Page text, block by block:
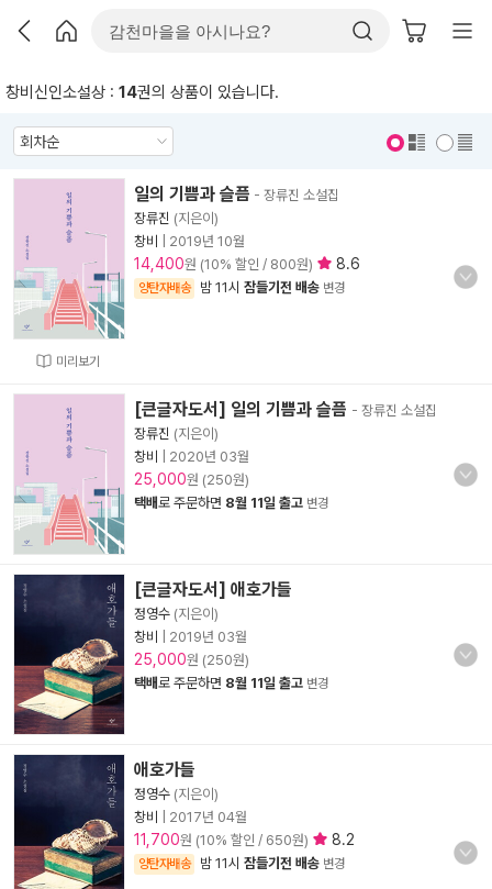
창비신인소설상 : 14권의 상품이 있습니다.
미리보기
일의 기쁨과 슬픔 - 장류진 소설집
장류진 (지은이)
창비
2019년 10월
14,400원 (10% 할인 / 800원) 8.6
양탄자배송 밤 11시 잠들기전 배송 변경
[큰글자도서] 일의 기쁨과 슬픔 - 장류진 소설집
장류진 (지은이)
창비
2020년 03월
25,000원 (250원)
택배로 주문하면 8월 11일 출고 변경
[큰글자도서] 애호가들
정영수 (지은이)
창비
2019년 03월
25,000원 (250원)
택배로 주문하면 8월 11일 출고 변경
애호가들
정영수 (지은이)
창비
2017년 04월
11,700원 (10% 할인 / 650원) 8.2
양탄자배송 밤 11시 잠들기전 배송 변경